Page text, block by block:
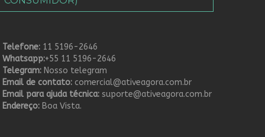
11 5196-2646
+55 11 5196-2646
Nosso telegram
de contato: comercial@ativeagora.com.br
para ajuda técnica: suporte@ativeagora.com.br
Boa Vista.